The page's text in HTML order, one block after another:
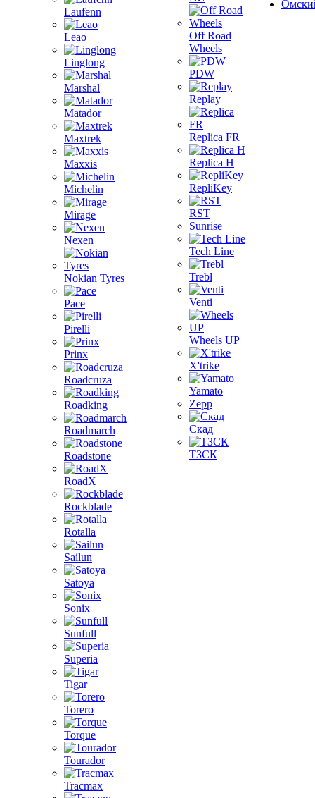
Laufenn
Leao
Linglong
Marshal
Matador
Maxtrek
Maxxis
Michelin
Mirage
Nexen
Nokian Tyres
Pace
Pirelli
Prinx
Roadcruza
Roadking
Roadmarch
Roadstone
RoadX
Rockblade
Rotalla
Sailun
Satoya
Sonix
Sunfull
Superia
Tigar
Torero
Torque
Tourador
Tracmax
Off Road
Wheels
PDW
Replay
Replica FR
Replica H
RepliKey
RST
Sunrise
Tech Line
Trebl
Venti
Wheels UP
X'trike
Yamato
Zepp
Скад
ТЗСК